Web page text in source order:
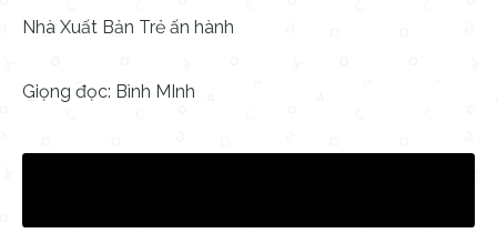
Nhà Xuất Bản Trẻ ấn hành
Giọng đọc: Bình MInh